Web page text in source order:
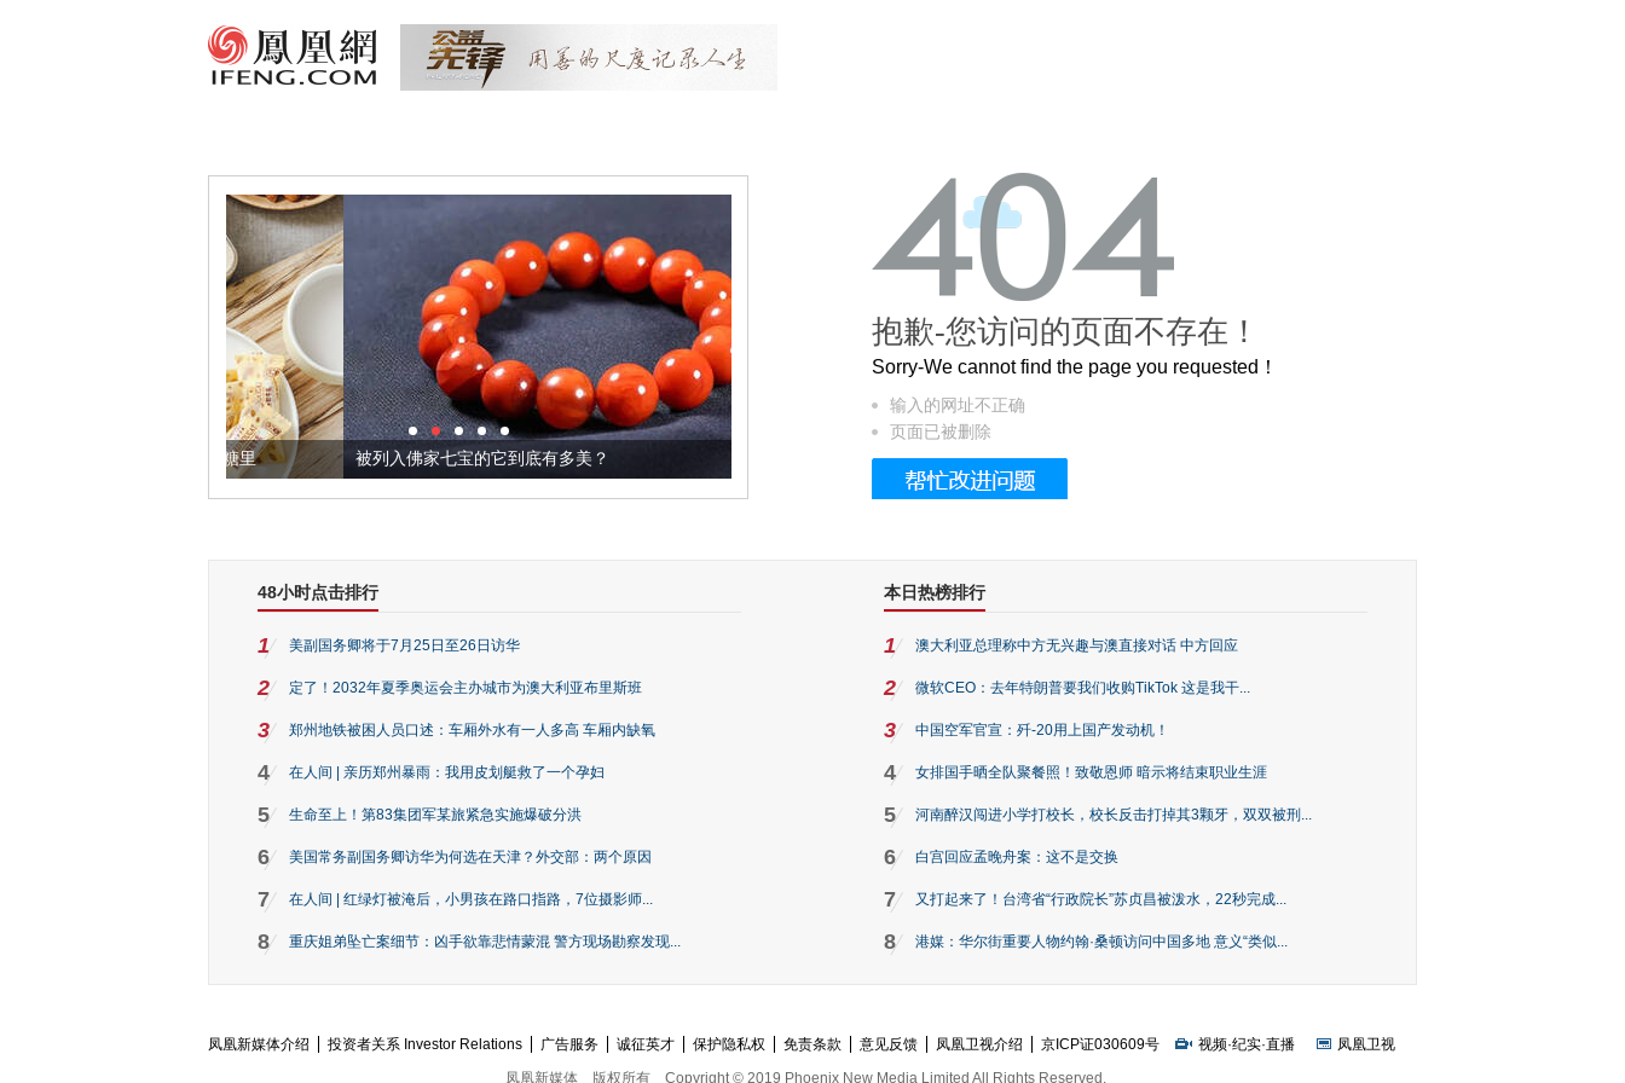
被列入佛家七宝的它到底有多美？ 这个3.2米的长卷，还原了600岁的紫禁城
抱歉-您访问的页面不存在！
Sorry-We cannot find the page you requested！
输入的网址不正确
页面已被删除
48小时点击排行
1 美副国务卿将于7月25日至26日访华
2 定了！2032年夏季奥运会主办城市为澳大利亚布里斯班
3 郑州地铁被困人员口述：车厢外水有一人多高 车厢内缺氧
4 在人间 | 亲历郑州暴雨：我用皮划艇救了一个孕妇
5 生命至上！第83集团军某旅紧急实施爆破分洪
6 美国常务副国务卿访华为何选在天津？外交部：两个原因
7 在人间 | 红绿灯被淹后，小男孩在路口指路，7位摄影师...
8 重庆姐弟坠亡案细节：凶手欲靠悲情蒙混 警方现场勘察发现...
本日热榜排行
1 澳大利亚总理称中方无兴趣与澳直接对话 中方回应
2 微软CEO：去年特朗普要我们收购TikTok 这是我干...
3 中国空军官宣：歼-20用上国产发动机！
4 女排国手晒全队聚餐照！致敬恩师 暗示将结束职业生涯
5 河南醉汉闯进小学打校长，校长反击打掉其3颗牙，双双被刑...
6 白宫回应孟晚舟案：这不是交换
7 又打起来了！台湾省“行政院长”苏贞昌被泼水，22秒完成...
8 港媒：华尔街重要人物约翰·桑顿访问中国多地 意义“类似...
凤凰新媒体介绍 投资者关系 Investor Relations 广告服务 诚征英才 保护隐私权 免责条款 意见反馈 凤凰卫视介绍 京ICP证030609号 视频·纪实·直播
凤凰卫视
凤凰新媒体
版权所有 Copyright © 2019 Phoenix New Media Limited All Rights Reserved.